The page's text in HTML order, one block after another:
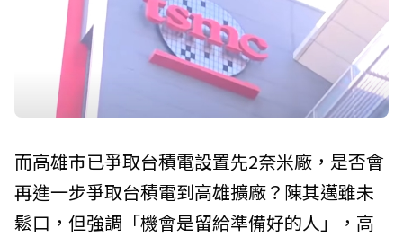
而高雄市已爭取台積電設置先2奈米廠，是否會
再進一步爭取台積電到高雄擴廠？陳其邁雖未
鬆口，但強調「機會是留給準備好的人」，高